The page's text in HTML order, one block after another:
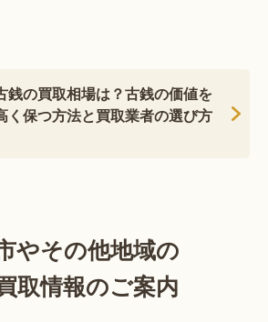
銭の買取相場は？古銭の価値を
く保つ方法と買取業者の選び方
やその他地域の
取情報のご案内